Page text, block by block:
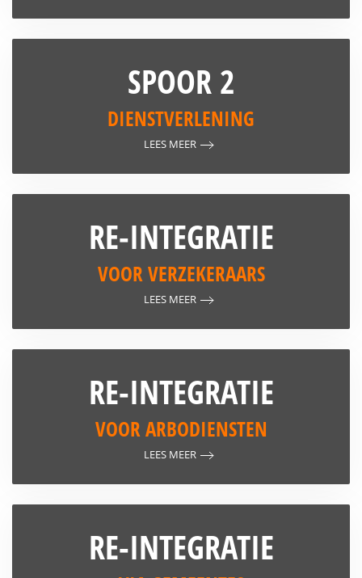
SPOOR 2
DIENSTVERLENING
LEES MEER
RE-INTEGRATIE
VOOR VERZEKERAARS
LEES MEER
RE-INTEGRATIE
VOOR ARBODIENSTEN
LEES MEER
RE-INTEGRATIE